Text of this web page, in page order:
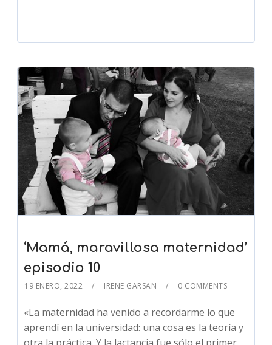
‘Mamá, maravillosa maternidad’
episodio 10
19 ENERO, 2022 IRENE GARSAN 0 COMMENTS
«La maternidad ha venido a recordarme lo que
aprendí en la universidad: una cosa es la teoría y